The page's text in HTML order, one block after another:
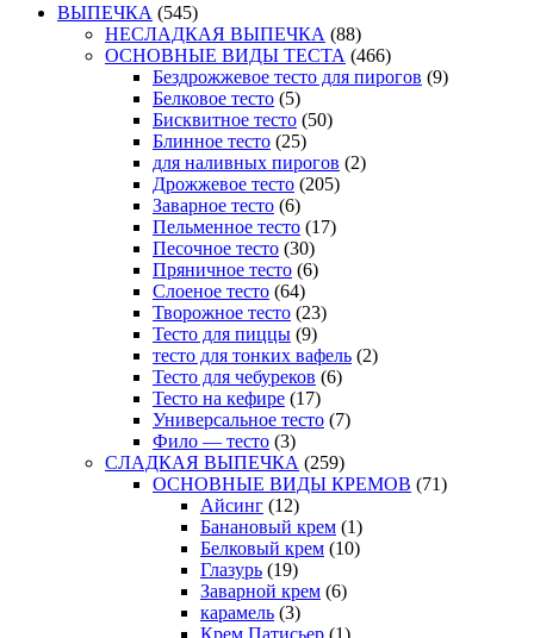
ВЫПЕЧКА (545)
НЕСЛАДКАЯ ВЫПЕЧКА (88)
ОСНОВНЫЕ ВИДЫ ТЕСТА (466)
Бездрожжевое тесто для пирогов (9)
Белковое тесто (5)
Бисквитное тесто (50)
Блинное тесто (25)
для наливных пирогов (2)
Дрожжевое тесто (205)
Заварное тесто (6)
Пельменное тесто (17)
Песочное тесто (30)
Пряничное тесто (6)
Слоеное тесто (64)
Творожное тесто (23)
Тесто для пиццы (9)
тесто для тонких вафель (2)
Тесто для чебуреков (6)
Тесто на кефире (17)
Универсальное тесто (7)
Фило — тесто (3)
СЛАДКАЯ ВЫПЕЧКА (259)
ОСНОВНЫЕ ВИДЫ КРЕМОВ (71)
Айсинг (12)
Банановый крем (1)
Белковый крем (10)
Глазурь (19)
Заварной крем (6)
карамель (3)
Крем Патисьер (1)